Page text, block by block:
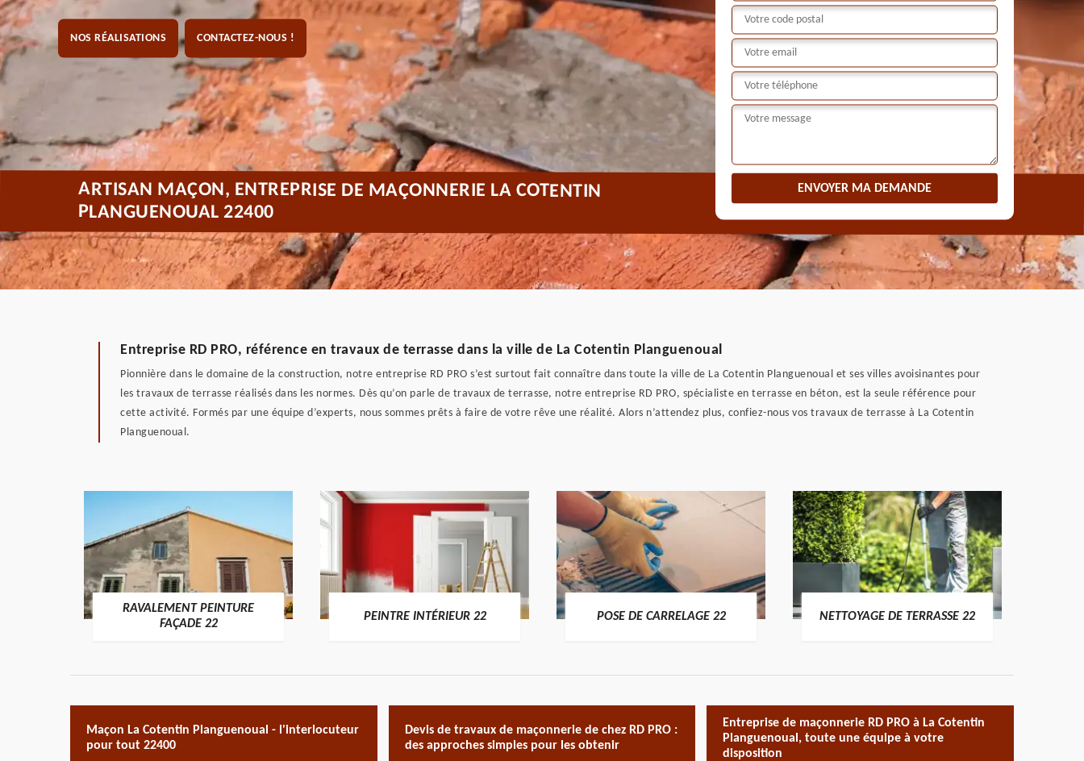
NOS RÉALISATIONS CONTACTEZ-NOUS !
ARTISAN MAÇON, ENTREPRISE DE MAÇONNERIE LA COTENTIN
PLANGUENOUAL 22400
Entreprise RD PRO, référence en travaux de terrasse dans la ville de La Cotentin Planguenoual
Pionnière dans le domaine de la construction, notre entreprise RD PRO s’est surtout fait connaître dans toute la ville de La Cotentin Planguenoual et ses villes avoisinantes pour
les travaux de terrasse réalisés dans les normes. Dès qu’on parle de travaux de terrasse, notre entreprise RD PRO, spécialiste en terrasse en béton, est la seule référence pour
cette activité. Formés par une équipe d’experts, nous sommes prêts à faire de votre rêve une réalité. Alors n’attendez plus, confiez-nous vos travaux de terrasse à La Cotentin
Planguenoual.
RAVALEMENT PEINTURE
FAÇADE 22
PEINTRE INTÉRIEUR 22 POSE DE CARRELAGE 22 NETTOYAGE DE TERRASSE 22
Maçon La Cotentin Planguenoual - l'interlocuteur
pour tout 22400
Devis de travaux de maçonnerie de chez RD PRO :
des approches simples pour les obtenir
Entreprise de maçonnerie RD PRO à La Cotentin
Planguenoual, toute une équipe à votre
disposition